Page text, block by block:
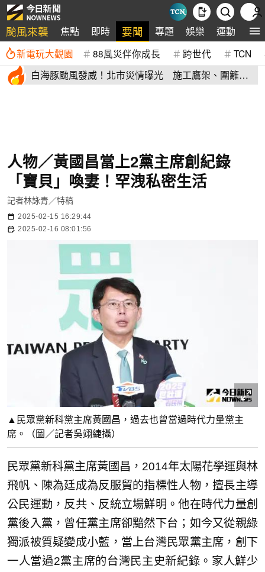
颱風來襲 焦點 即時 要聞 專題 娛樂 運動 全
新電玩大觀園 88風災伴你成長 跨世代 TCN
白海豚颱風發威！北市災情曝光 施工鷹架、圍籬倒
人物／黃國昌當上2黨主席創紀錄
「寶貝」喚妻！罕洩私密生活
記者林詠青／特稿
2025-02-15 16:29:44
2025-02-16 08:01:56
▲民眾黨新科黨主席黃國昌，過去也曾當過時代力量黨主
席。（圖／記者吳翊緁攝）
民眾黨新科黨主席黃國昌，2014年太陽花學運與林
飛帆、陳為廷成為反服貿的指標性人物，擅長主導
公民運動，反共、反統立場鮮明。他在時代力量創
黨後入黨，曾任黨主席卻黯然下台；如今又從親綠
獨派被質疑變成小藍，當上台灣民眾黨主席，創下
一人當過2黨主席的台灣民主史新紀錄。家人鮮少